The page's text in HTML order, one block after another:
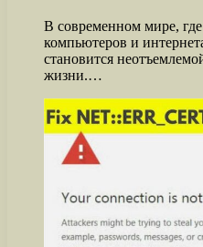
В современном мире,
компьютеров и
становится
жизни.…